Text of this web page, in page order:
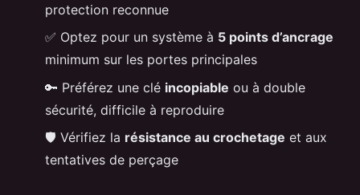
protection reconnue
✅ Optez pour un système à 5 points d’ancrage
minimum sur les portes principales
🔑 Préférez une clé incopiable ou à double
sécurité, difficile à reproduire
🛡️ Vérifiez la résistance au crochetage et aux
tentatives de perçage